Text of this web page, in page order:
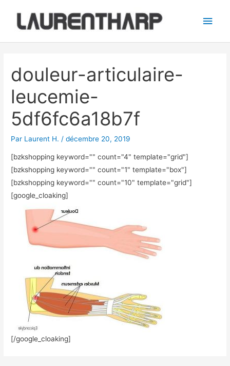
contenu
douleur-articulaire-
leucemie-
5df6fc6a18b7f
Par Laurent H. /décembre 20, 2019
[bzkshopping keyword="" count="4" template="grid"]
[bzkshopping keyword="" count="1" template="box"]
[bzkshopping keyword="" count="10" template="grid"]
[google_cloaking]
[/google_cloaking]
articles